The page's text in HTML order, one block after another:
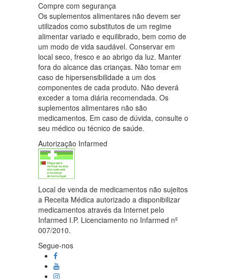
Compre com segurança
Os suplementos alimentares não devem ser
utilizados como substitutos de um regime
alimentar variado e equilibrado, bem como de
um modo de vida saudável. Conservar em
local seco, fresco e ao abrigo da luz. Manter
fora do alcance das crianças. Não tomar em
caso de hipersensibilidade a um dos
componentes de cada produto. Não deverá
exceder a toma diária recomendada. Os
suplementos alimentares não são
medicamentos. Em caso de dúvida, consulte o
seu médico ou técnico de saúde.
Autorização Infarmed
Local de venda de medicamentos não sujeitos
a Receita Médica autorizado a disponibilizar
medicamentos através da Internet pelo
Infarmed I.P. Licenciamento no Infarmed nº
007/2010.
Segue-nos